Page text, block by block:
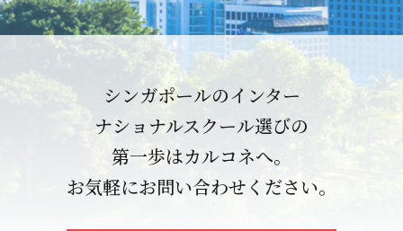
シンガポールのインター
ナショナルスクール選びの
第一歩はカルコネへ。
お気軽にお問い合わせください。